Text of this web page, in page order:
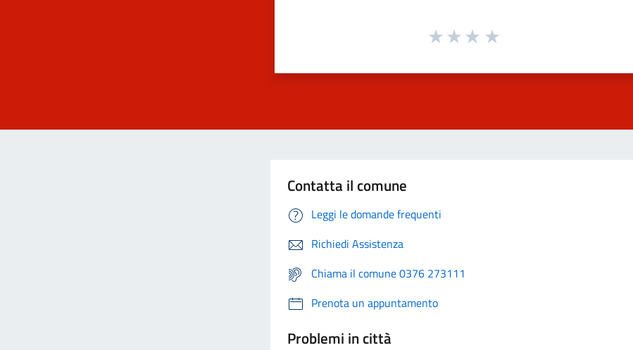
Contatta il comune
Leggi le domande frequenti
Richiedi Assistenza
Chiama il comune 0376 273111
Prenota un appuntamento
Problemi in città